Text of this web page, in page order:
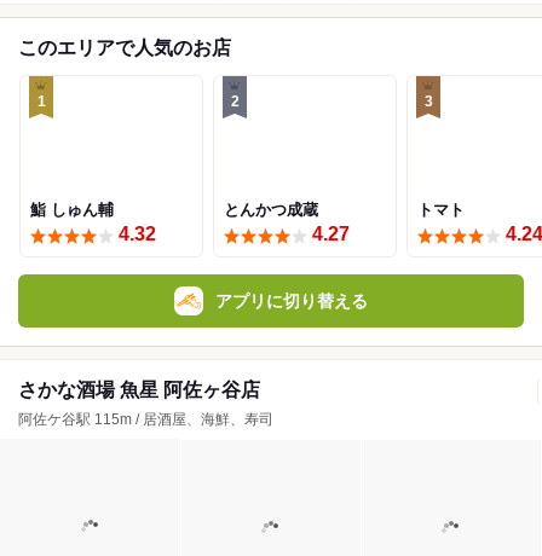
このエリアで人気のお店
1
鮨 しゅん輔
4.32
2
とんかつ成蔵
4.27
3
トマト
4.24
アプリに切り替える
さかな酒場 魚星 阿佐ヶ谷店
阿佐ケ谷駅 115m / 居酒屋、海鮮、寿司